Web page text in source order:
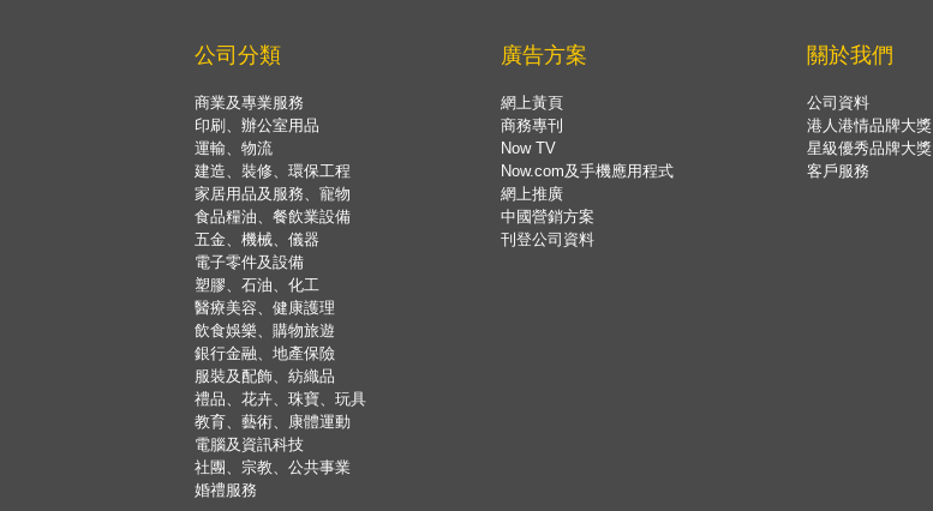
公司分類
商業及專業服務
印刷、辦公室用品
運輸、物流
建造、裝修、環保工程
家居用品及服務、寵物
食品糧油、餐飲業設備
五金、機械、儀器
電子零件及設備
塑膠、石油、化工
醫療美容、健康護理
飲食娛樂、購物旅遊
銀行金融、地產保險
服裝及配飾、紡織品
禮品、花卉、珠寶、玩具
教育、藝術、康體運動
電腦及資訊科技
社團、宗教、公共事業
婚禮服務
廣告方案
網上黃頁
商務專刊
Now TV
Now.com及手機應用程式
網上推廣
中國營銷方案
刊登公司資料
關於我們
公司資料
港人港情品牌大獎
星級優秀品牌大獎
客戶服務